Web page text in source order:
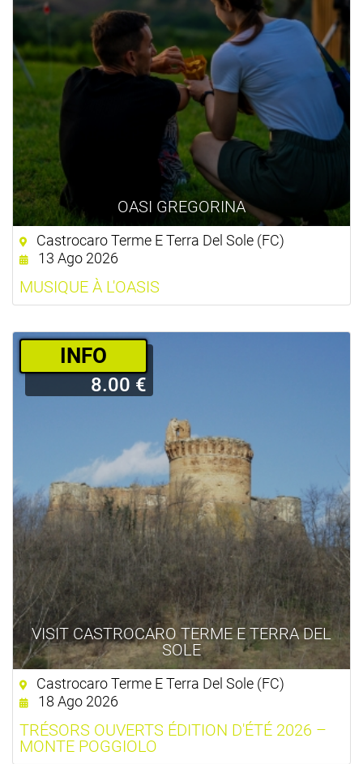
OASI GREGORINA
Castrocaro Terme E Terra Del Sole (FC)
13 Ago 2026
MUSIQUE À L'OASIS
VISIT CASTROCARO TERME E TERRA DEL
SOLE
­INFO
8.00 €
Castrocaro Terme E Terra Del Sole (FC)
18 Ago 2026
TRÉSORS OUVERTS ÉDITION D'ÉTÉ 2026 –
MONTE POGGIOLO